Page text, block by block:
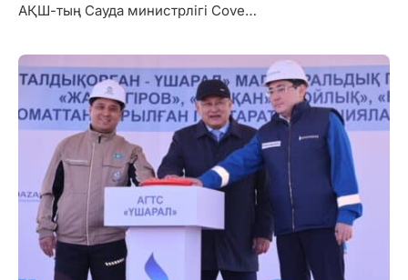
АҚШ-тың Сауда министрлігі Cove…